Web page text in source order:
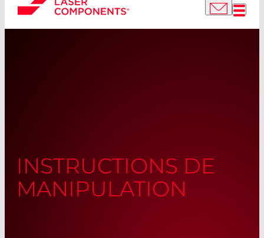
INSTRUCTIONS DE
MANIPULATION